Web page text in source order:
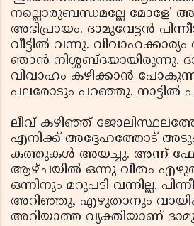
നല്ലൊരുബന്ധമല്ലേ മോളേ'
അഭിപ്രായം. ദാമുവേട്ടന്‍
വീട്ടില്‍ വന്നു. വിവാഹക്കാര്യം
ഞാന്‍ നിശ്ശബ്ദയായിരുന്നു.
വിവാഹം കഴിക്കാന്‍
പലരോടും പറഞ്ഞു. നാട്ടില്‍
ലീവ് കഴിഞ്ഞ്
എനിക്ക് അദ്ദേഹത്തോട്
കത്തുകള്‍ അയച്ചു. അന്ന്
ആഴ്ചയില്‍ ഒന്നു വീതം
ഒന്നിനും മറുപടി വന്നില്ല.
അറിഞ്ഞു, എഴുതാനും
അറിയാത്ത വ്യക്തിയാണ്